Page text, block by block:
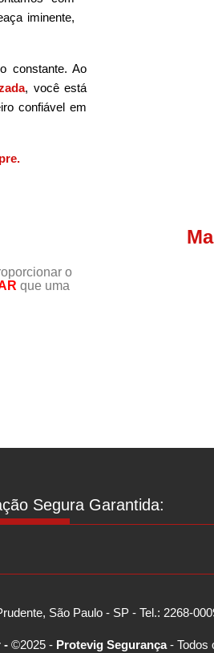
iminente,
constante. Ao
, você está
confiável em
o
que uma
Segura Garantida:
São Paulo - SP - Tel.: 2268-
- ©2025 - Protevig Segurança- Todos